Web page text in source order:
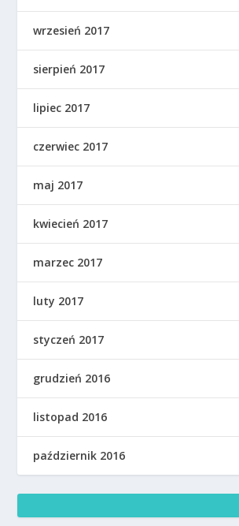
wrzesień 2017
sierpień 2017
lipiec 2017
czerwiec 2017
maj 2017
kwiecień 2017
marzec 2017
luty 2017
styczeń 2017
grudzień 2016
listopad 2016
październik 2016